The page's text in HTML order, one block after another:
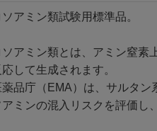
アミン類試験用標準品。
ソアミン類とは、アミン窒素
して生成されます。
薬品庁（EMA）は、サルタ
アミンの混入リスクを評価し